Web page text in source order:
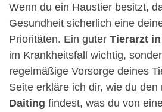
Wenn du ein Haustier besitzt,
Gesundheit sicherlich eine
Prioritäten. Ein guter Tierarzt
im Krankheitsfall wichtig,
regelmäßige Vorsorge deines
Seite erkläre ich dir, wie du den
Daiting findest, was du von